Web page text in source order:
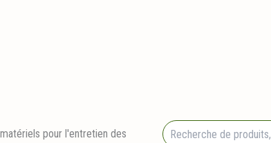
pour l'entretien des